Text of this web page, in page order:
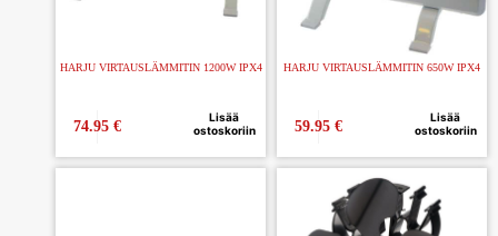
HARJU VIRTAUSLÄMMITIN 1200W IPX4
74.95 €
Lisää
ostoskoriin
HARJU VIRTAUSLÄMMITIN 650W IPX4
59.95 €
Lisää
ostoskoriin